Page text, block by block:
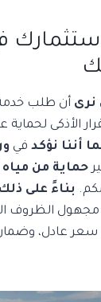
نرى أن طلب
الأذكى
أننا نؤكد في
حماية من مياه
بناءً على
الظروف
سعر عادل،